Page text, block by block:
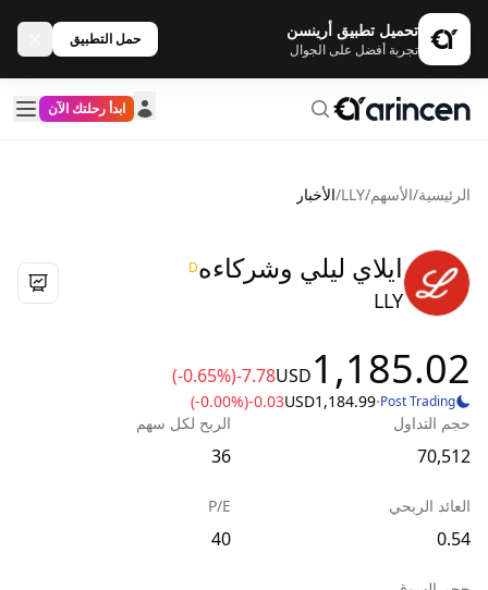
تحميل تطبيق أرينسن
تجربة أفضل على الجوال
حمل التطبيق
ابدأ رحلتك الآن
الرئيسية/الأسهم/
LLY
/الأخبار
ايلاي ليلي وشركاءهD
LLY
1,185.02
USD
-7.78
(-0.65%)
Post Trading
·
1,184.99
USD
-0.03
(-0.00%)
حجم التداول
70,512
الربح لكل سهم
36
العائد الربحي
0.54
P/E
40